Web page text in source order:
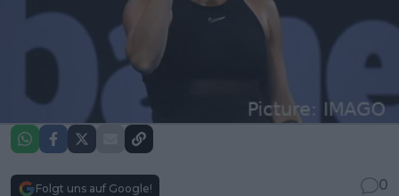
Folgt uns auf Google!
0